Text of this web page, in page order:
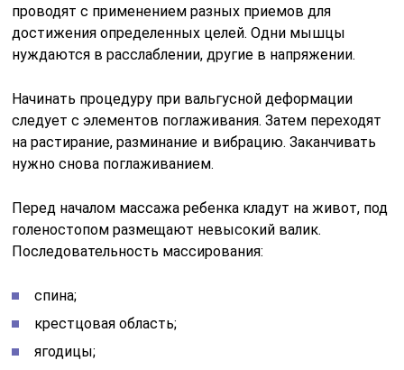
проводят с применением разных приемов для
достижения определенных целей. Одни мышцы
нуждаются в расслаблении, другие в напряжении.
Начинать процедуру при вальгусной деформации
следует с элементов поглаживания. Затем переходят
на растирание, разминание и вибрацию. Заканчивать
нужно снова поглаживанием.
Перед началом массажа ребенка кладут на живот, под
голеностопом размещают невысокий валик.
Последовательность массирования:
спина;
крестцовая область;
ягодицы;